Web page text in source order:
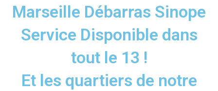
Marseille Débarras Sinope
Service Disponible dans
tout le 13 !
Et les quartiers de notre